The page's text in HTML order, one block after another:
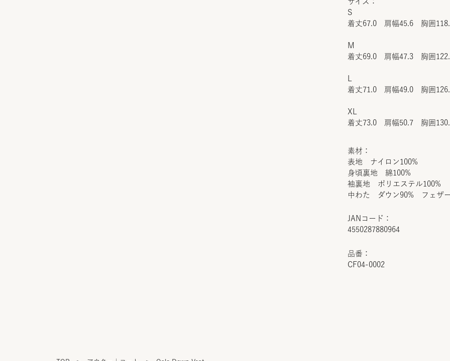
JANコード：
4550287880964
品番：
CF04-0002
S
着丈67.0 肩幅45.6 胸囲
M
着丈69.0 肩幅47.3 胸囲
着丈71.0 肩幅49.0 胸囲
XL
着丈73.0 肩幅50.7 胸囲
素材：
表地 ナイロン100%
身頃裏地 綿100%
袖裏地 ポリエステル100%
中わた ダウン90% フェザ